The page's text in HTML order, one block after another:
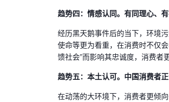
趋势四：情感认同。有同理心、
经历黑天鹅事件后的当下，环境
使命等更为看重，在消费时不仅
馈社会”而影响其忠诚度，消费者
趋势五：本土认可。中国消费者
在动荡的大环境下，消费者更倾